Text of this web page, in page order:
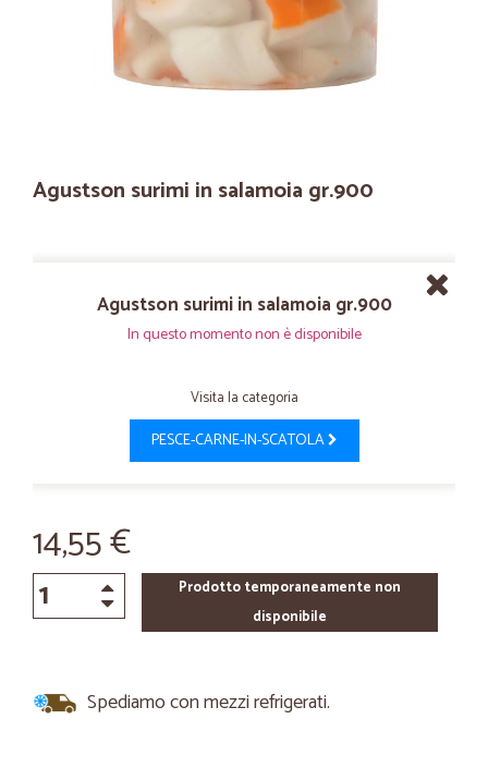
Agustson surimi in salamoia gr.900
Agustson surimi in salamoia gr.900
In questo momento non è disponibile
Visita la categoria
PESCE-CARNE-IN-SCATOLA
14,55 €
Prodotto temporaneamente non
disponibile
Spediamo con mezzi refrigerati.